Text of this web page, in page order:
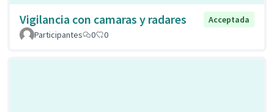
Vigilancia con camaras y radares
Acceptada
Participantes
0 0